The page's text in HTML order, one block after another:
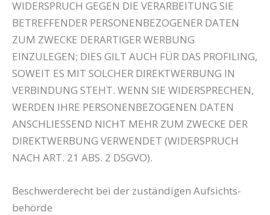
WIDERSPRUCH GEGEN DIE VERARBEITUNG SIE
BETREFFENDER PERSONENBEZOGENER DATEN
ZUM ZWECKE DERARTIGER WERBUNG
EINZULEGEN; DIES GILT AUCH FÜR DAS PROFILING,
SOWEIT ES MIT SOLCHER DIREKTWERBUNG IN
VERBINDUNG STEHT. WENN SIE WIDERSPRECHEN,
WERDEN IHRE PERSONENBEZOGENEN DATEN
ANSCHLIESSEND NICHT MEHR ZUM ZWECKE DER
DIREKTWERBUNG VERWENDET (WIDERSPRUCH
NACH ART. 21 ABS. 2 DSGVO).
Beschwerde­recht bei der zuständigen Aufsichts­
behörde